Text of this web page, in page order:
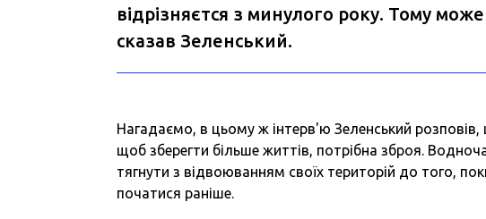
відрізняєтся з минулого року. Тому
сказав Зеленський.
Нагадаємо, в цьому ж інтерв'ю Зеленський
щоб зберегти більше життів, потрібна зброя.
тягнути з відвоюванням своїх територій до того,
початися раніше.